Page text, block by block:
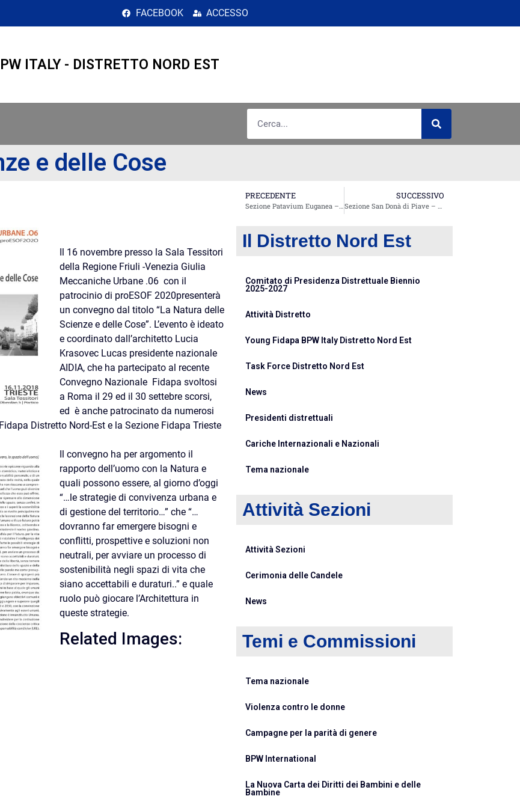
delle Cose FACEBOOK ACCESSO
ITALY - DISTRETTO NORD EST
e delle Cose
Il 16 novembre presso la Sala Tessitori
della Regione Friuli -Venezia Giulia
Meccaniche Urbane .06 con il
patrocinio di proESOF 2020presenterà
un convegno dal titolo “La Natura delle
Scienze e delle Cose”. L’evento è ideato
e coordinato dall’architetto Lucia
Krasovec Lucas presidente nazionale
AIDIA, che ha partecipato al recente
Convegno Nazionale Fidapa svoltosi
a Roma il 29 ed il 30 settebre scorsi,
ed è anche patrocinato da numerosi
Distretto Nord-Est e la Sezione Fidapa Trieste
Il convegno ha per argomento il
rapporto dell’uomo con la Natura e
quali possono essere, al giorno d’oggi
“…le strategie di convivenza urbana e
di gestione del territorio…” che “…
dovranno far emergere bisogni e
conflitti, prospettive e soluzioni non
neutrali, per avviare un processo di
sostenibilità negli spazi di vita che
siano accettabili e duraturi..” e quale
ruolo può giocare l’Architettura in
queste strategie.
Related Images:
PRECEDENTE SUCCESSIVO
Il Distretto Nord Est
Comitato di Presidenza Distrettuale Biennio
2025-2027
Attività Distretto
Young Fidapa BPW Italy Distretto Nord Est
Task Force Distretto Nord Est
News
Presidenti distrettuali
Cariche Internazionali e Nazionali
Tema nazionale
Attività Sezioni
Attività Sezioni
Cerimonia delle Candele
News
Temi e Commissioni
Tema nazionale
Violenza contro le donne
Campagne per la parità di genere
BPW International
La Nuova Carta dei Diritti dei Bambini e delle
Bambine